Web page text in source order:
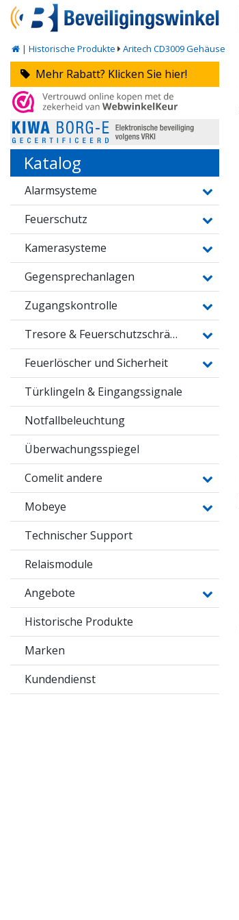
| Historische Produkte Aritech CD3009 Gehäuse
Mehr Rabatt? Klicken Sie hier!
Katalog
Alarmsysteme
Feuerschutz
Kamerasysteme
Gegensprechanlagen
Zugangskontrolle
Tresore & Feuerschutzschränke
Feuerlöscher und Sicherheit
Türklingeln & Eingangssignale
Notfallbeleuchtung
Überwachungsspiegel
Comelit andere
Mobeye
Technischer Support
Relaismodule
Angebote
Historische Produkte
Marken
Kundendienst